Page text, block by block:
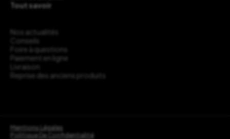
Tout savoir
Nos actualités
Conseils
Foire à questions
Paiement en ligne
Livraison
Reprise des anciens produits
Mentions Légales
Politique De Confidentialité